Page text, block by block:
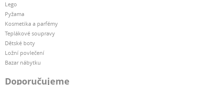
Lego
Pyžama
Kosmetika a parfémy
Teplákové soupravy
Dětské boty
Ložní povlečení
Bazar nábytku
Doporučujeme